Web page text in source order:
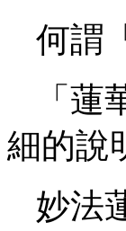
何謂
「
細的說
妙法